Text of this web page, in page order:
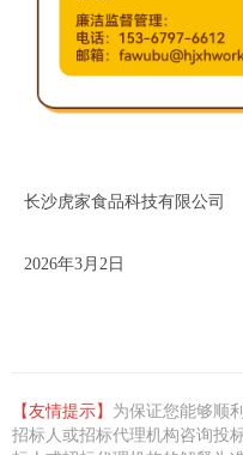
长沙虎家食品科技有限公司
2026年3月2日
【友情提示】 为保证您能够顺
招标人或招标代理机构咨询投